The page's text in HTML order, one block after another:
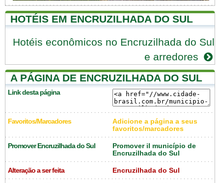
HOTÉIS EM ENCRUZILHADA DO SUL
Hotéis econômicos no Encruzilhada do Sul
e arredores
A PÁGINA DE ENCRUZILHADA DO SUL
Link desta página
Favoritos/Marcadores
Adicione a página a seus
favoritos/marcadores
Promover Encruzilhada do Sul
Promover il município de
Encruzilhada do Sul
Alteração a ser feita Encruzilhada do Sul